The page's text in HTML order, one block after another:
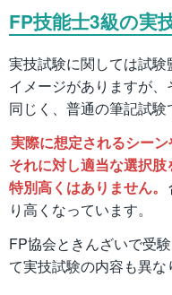
FP技能士3級の実
実技試験に関しては試
イメージがありますが
同じく、普通の筆記試験
実際に想定されるシーン
それに対し適当な選択
特別高くはありません。
り高くなっています。
FP協会ときんざいで受
て実技試験の内容も異な